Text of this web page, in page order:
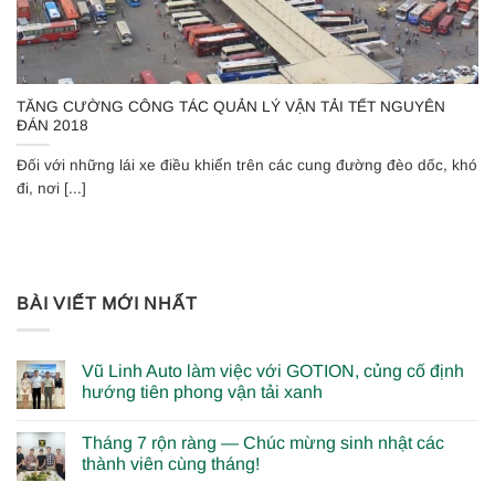
TĂNG CƯỜNG CÔNG TÁC QUẢN LÝ VẬN TẢI TẾT NGUYÊN
ĐÁN 2018
Đối với những lái xe điều khiển trên các cung đường đèo dốc, khó
đi, nơi [...]
BÀI VIẾT MỚI NHẤT
Vũ Linh Auto làm việc với GOTION, củng cố định
hướng tiên phong vận tải xanh
Tháng 7 rộn ràng — Chúc mừng sinh nhật các
thành viên cùng tháng!